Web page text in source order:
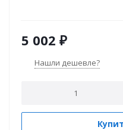
5 002 ₽
Нашли дешевле?